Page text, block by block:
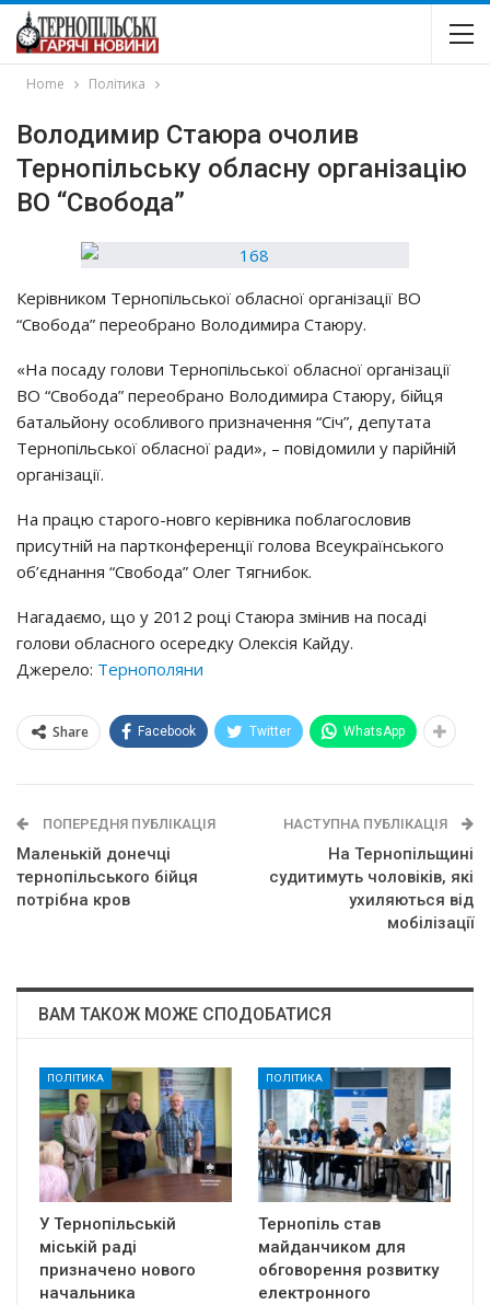
Home Політика
Володимир Стаюра очолив
Тернопільську обласну організацію
ВО “Свобода”
Керівником Тернопільської обласної організації ВО
“Свобода” переобрано Володимира Стаюру.
«На посаду голови Тернопільської обласної організації
ВО “Свобода” переобрано Володимира Стаюру, бійця
батальйону особливого призначення “Січ”, депутата
Тернопільської обласної ради», – повідомили у парійній
організації.
На працю старого-новго керівника поблагословив
присутній на партконференції голова Всеукраїнського
об’єднання “Свобода” Олег Тягнибок.
Нагадаємо, що у 2012 році Стаюра змінив на посаді
голови обласного осередку Олексія Кайду.
Джерело: Тернополяни
Share Facebook Twitter WhatsApp
ПОПЕРЕДНЯ ПУБЛІКАЦІЯ
Маленькій донечці
тернопільського бійця
потрібна кров
НАСТУПНА ПУБЛІКАЦІЯ
На Тернопільщині
судитимуть чоловіків, які
ухиляються від
мобілізації
ВАМ ТАКОЖ МОЖЕ СПОДОБАТИСЯ
ПОЛІТИКА
У Тернопільській
міській раді
призначено нового
начальника
ПОЛІТИКА
Тернопіль став
майданчиком для
обговорення розвитку
електронного